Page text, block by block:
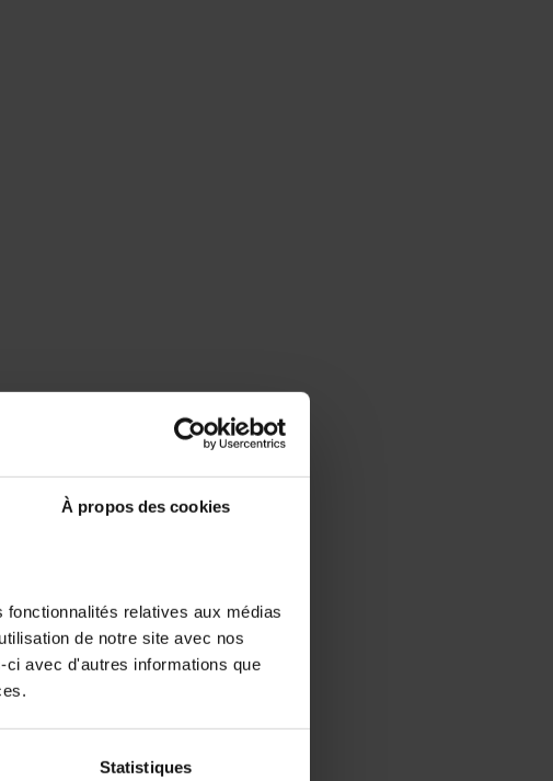
À propos des cookies
relatives aux médias
de notre site avec nos
avec d'autres informations que
Statistiques